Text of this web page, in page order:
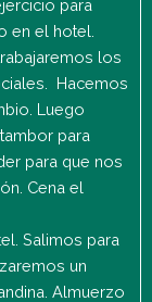
para
en el hotel.
los
Hacemos
Luego
para
para que nos
Cena el
Salimos para
un
Almuerzo